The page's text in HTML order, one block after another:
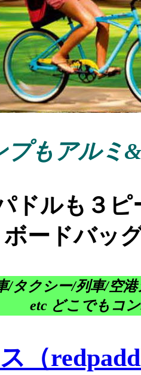
プもアルミ
ドルも３ピ
ボードバッ
/タクシー/列車/空
etc どこでもコ
（